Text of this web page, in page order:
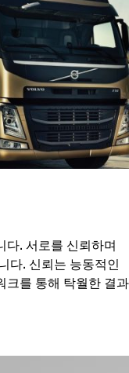
다. 서로를 신뢰하며
다. 신뢰는 능동적인
크를 통해 탁월한 결과